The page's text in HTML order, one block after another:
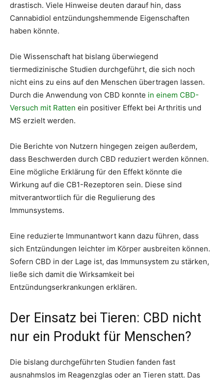
drastisch. Viele Hinweise deuten darauf hin, dass
Cannabidiol entzündungshemmende Eigenschaften
haben könnte.
Die Wissenschaft hat bislang überwiegend
tiermedizinische Studien durchgeführt, die sich noch
nicht eins zu eins auf den Menschen übertragen lassen.
Durch die Anwendung von CBD konnte in einem CBD-
Versuch mit Ratten ein positiver Effekt bei Arthritis und
MS erzielt werden.
Die Berichte von Nutzern hingegen zeigen außerdem,
dass Beschwerden durch CBD reduziert werden können.
Eine mögliche Erklärung für den Effekt könnte die
Wirkung auf die CB1-Rezeptoren sein. Diese sind
mitverantwortlich für die Regulierung des
Immunsystems.
Eine reduzierte Immunantwort kann dazu führen, dass
sich Entzündungen leichter im Körper ausbreiten können.
Sofern CBD in der Lage ist, das Immunsystem zu stärken,
ließe sich damit die Wirksamkeit bei
Entzündungserkrankungen erklären.
Der Einsatz bei Tieren: CBD nicht
nur ein Produkt für Menschen?
Die bislang durchgeführten Studien fanden fast
ausnahmslos im Reagenzglas oder an Tieren statt. Das